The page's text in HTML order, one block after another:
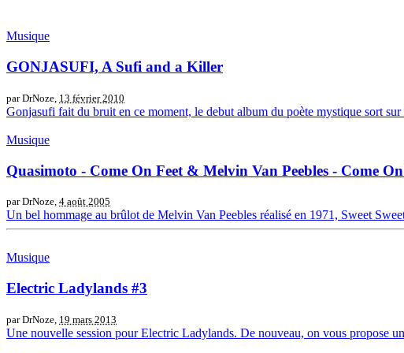
Musique
GONJASUFI, A Sufi and a Killer
par DrNoze, 13 février 2010
Gonjasufi fait du bruit en ce moment, le debut album du poète mystique sort
Musique
Quasimoto - Come On Feet & Melvin Van Peebles - Come
par DrNoze, 4 août 2005
Un bel hommage au brûlot de Melvin Van Peebles réalisé en 1971, Sweet
Musique
Electric Ladylands #3
par DrNoze, 19 mars 2013
Une nouvelle session pour Electric Ladylands. De nouveau, on vous propose